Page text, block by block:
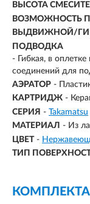
ВЫСОТА
ВОЗМОЖНОСТЬ
ВЫДВИЖНОЙ/
ПОДВОДКА
- Гибкая, в
соединений для
АЭРАТОР -
КАРТРИДЖ -
СЕРИЯ - Takamatsu
МАТЕРИАЛ - Из
ЦВЕТ -
ТИП